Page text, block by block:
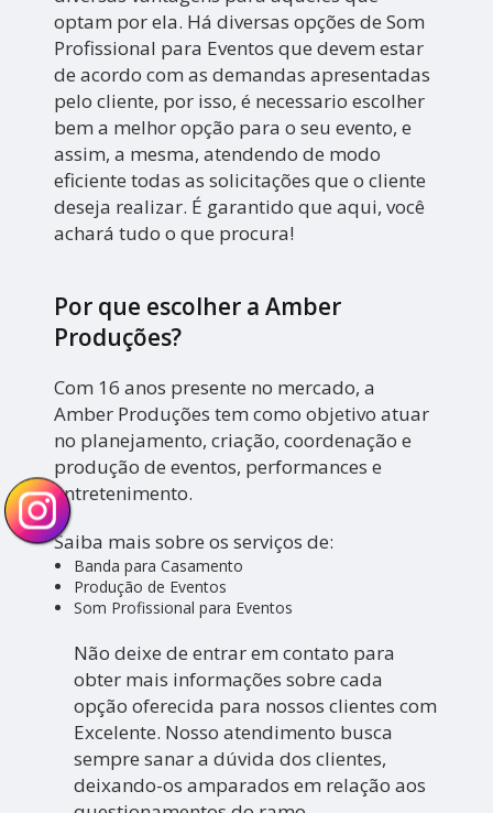
optam por ela. Há diversas opções de Som
Profissional para Eventos que devem estar
de acordo com as demandas apresentadas
pelo cliente, por isso, é necessario escolher
bem a melhor opção para o seu evento, e
assim, a mesma, atendendo de modo
eficiente todas as solicitações que o cliente
deseja realizar. É garantido que aqui, você
achará tudo o que procura!
Por que escolher a Amber
Produções?
Com 16 anos presente no mercado, a
Amber Produções tem como objetivo atuar
no planejamento, criação, coordenação e
produção de eventos, performances e
entretenimento.
Saiba mais sobre os serviços de:
Banda para Casamento
Produção de Eventos
Som Profissional para Eventos
Não deixe de entrar em contato para
obter mais informações sobre cada
opção oferecida para nossos clientes com
Excelente. Nosso atendimento busca
sempre sanar a dúvida dos clientes,
deixando-os amparados em relação aos